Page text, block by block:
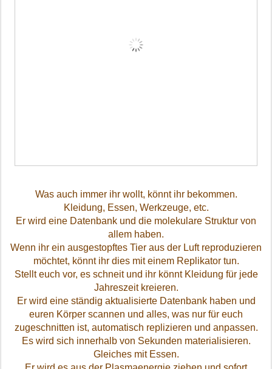
Was auch immer ihr wollt, könnt ihr bekommen.
Kleidung, Essen, Werkzeuge, etc.
Er wird eine Datenbank und die molekulare Struktur von
allem haben.
Wenn ihr ein ausgestopftes Tier aus der Luft reproduzieren
möchtet, könnt ihr dies mit einem Replikator tun.
Stellt euch vor, es schneit und ihr könnt Kleidung für jede
Jahreszeit kreieren.
Er wird eine ständig aktualisierte Datenbank haben und
euren Körper scannen und alles, was nur für euch
zugeschnitten ist, automatisch replizieren und anpassen.
Es wird sich innerhalb von Sekunden materialisieren.
Gleiches mit Essen.